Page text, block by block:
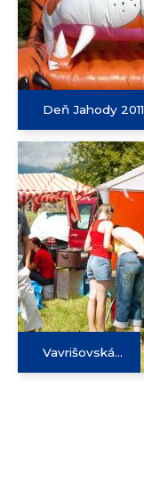
Deň Jahody 2011
Vavrišovská...